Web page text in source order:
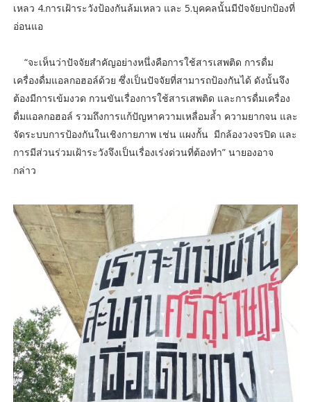
เหลว 4.การเฝ้าระวังป้องกันล้มเหลว และ 5.บุคคลนั้นมีปัจจัยปกป้องที่
อ่อนแอ
“จะเห็นว่าปัจจัยสำคัญอย่างหนึ่งคือการใช้สารเสพติด การดื่ม
เครื่องดื่มแอลกอฮอล์ด้วย ซึ่งเป็นปัจจัยที่สามารถป้องกันได้ ดังนั้นจึง
ต้องมีการเข้มงวด กวนขันเรื่องการใช้สารเสพติด และการดื่มเครื่อง
ดื่มแอลกอฮอล์ รวมถึงการแก้ปัญหาความเหลื่อมล้ำ ความยากจน และ
จัดระบบการป้องกันในเชิงกายภาพ เช่น แผงกั้น มีกล้องวงจรปิด และ
การมีส่วนร่วมเฝ้าระวังจึงเป็นเรื่องเร่งด่วนที่ต้องทำ” นายองอาจ
กล่าว